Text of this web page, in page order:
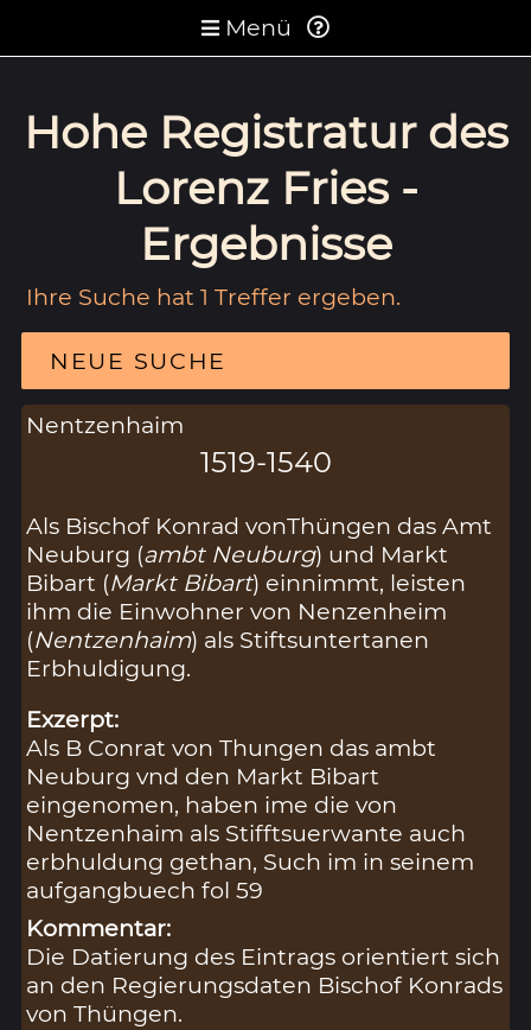
Menü
Hohe Registratur des
Lorenz Fries -
Ergebnisse
Ihre Suche hat 1 Treffer ergeben.
NEUE SUCHE
Nentzenhaim
1519-1540
Als Bischof Konrad vonThüngen das Amt
Neuburg (ambt Neuburg) und Markt
Bibart (Markt Bibart) einnimmt, leisten
ihm die Einwohner von Nenzenheim
(Nentzenhaim) als Stiftsuntertanen
Erbhuldigung.
Exzerpt:
Als B Conrat von Thungen das ambt
Neuburg vnd den Markt Bibart
eingenomen, haben ime die von
Nentzenhaim als Stifftsuerwante auch
erbhuldung gethan, Such im in seinem
aufgangbuech fol 59
Kommentar:
Die Datierung des Eintrags orientiert sich
an den Regierungsdaten Bischof Konrads
von Thüngen.